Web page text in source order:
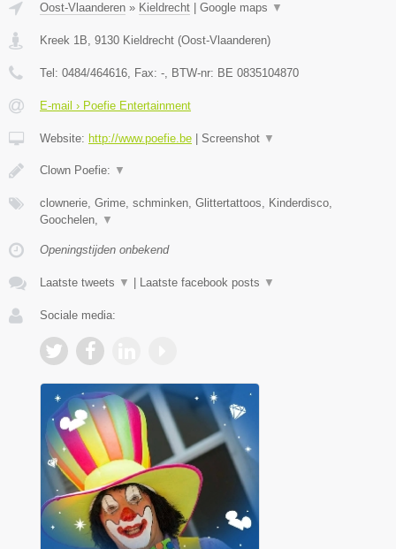
Oost-Vlaanderen » Kieldrecht Google maps ▼
Kreek 1B, 9130 Kieldrecht (Oost-Vlaanderen)
Tel: 0484/464616, Fax: -, BTW-nr: BE 0835104870
E-mail › Poefie Entertainment
Website: http://www.poefie.be Screenshot ▼
Clown Poefie: ▼
clownerie, Grime, schminken, Glittertattoos, Kinderdisco,
Goochelen, ▼
Openingstijden onbekend
Laatste tweets ▼ Laatste facebook posts ▼
Sociale media: